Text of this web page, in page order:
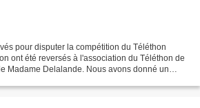
pour disputer la compétition du Téléthon
ont été reversés à l'association du Téléthon de
Madame Delalande. Nous avons donné un